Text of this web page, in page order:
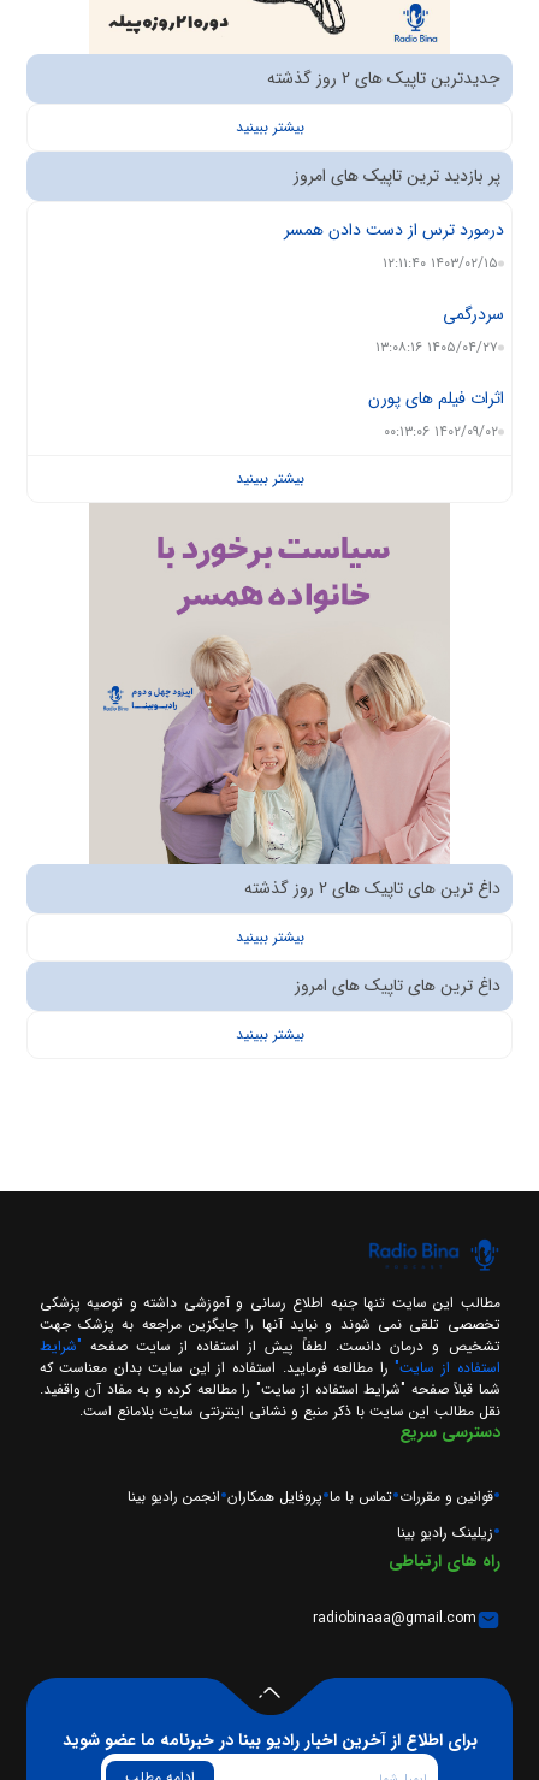
جدیدترین تاپیک های 2 روز گذشته
بیشتر ببینید
پر بازدید ترین تاپیک های امروز
درمورد ترس از دست دادن همسر
۱۴۰۳/۰۲/۱۵ ۱۲:۱۱:۴۰
سردرگمی
۱۴۰۵/۰۴/۲۷ ۱۳:۰۸:۱۶
اثرات فیلم های پورن
۱۴۰۲/۰۹/۰۲ ۰۰:۱۳:۰۶
بیشتر ببینید
داغ ترین های تاپیک های 2 روز گذشته
بیشتر ببینید
داغ ترین های تاپیک های امروز
بیشتر ببینید
مطالب این سایت تنها جنبه اطلاع رسانی و آموزشی داشته و توصیه پزشکی
تخصصی تلقی نمی شوند و نباید آنها را جایگزین مراجعه به پزشک جهت
تشخیص و درمان دانست. لطفاً پیش از استفاده از سایت صفحه "شرایط
استفاده از سایت" را مطالعه فرمایید. استفاده از این سایت بدان معناست که
شما قبلاً صفحه "شرایط استفاده از سایت" را مطالعه کرده و به مفاد آن واقفید.
نقل مطالب این سایت با ذکر منبع و نشانی اینترنتی سایت بلامانع است.
دسترسی سریع
قوانین و مقررات تماس با ما پروفایل همکاران انجمن رادیو بینا
زیلینک رادیو بینا
راه های ارتباطی
radiobinaaa@gmail.com
برای اطلاع از آخرین اخبار رادیو بینا در خبرنامه ما عضو شوید